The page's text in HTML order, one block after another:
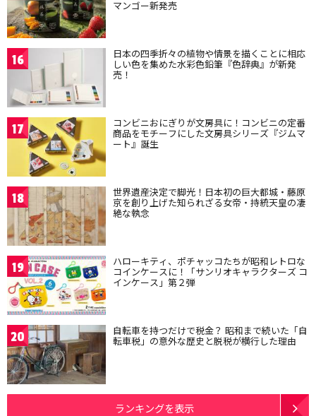
マンゴー新発売
16 日本の四季折々の植物や情景を描くことに相応
しい色を集めた水彩色鉛筆『色辞典』が新発
売！
17 コンビニおにぎりが文房具に！コンビニの定番
商品をモチーフにした文房具シリーズ『ジムマ
ート』誕生
18 世界遺産決定で脚光！日本初の巨大都城・藤原
京を創り上げた知られざる女帝・持統天皇の凄
絶な執念
19 ハローキティ、ポチャッコたちが昭和レトロな
コインケースに！「サンリオキャラクターズ コ
インケース」第２弾
20 自転車を持つだけで税金？ 昭和まで続いた「自
転車税」の意外な歴史と脱税が横行した理由
ランキングを表示